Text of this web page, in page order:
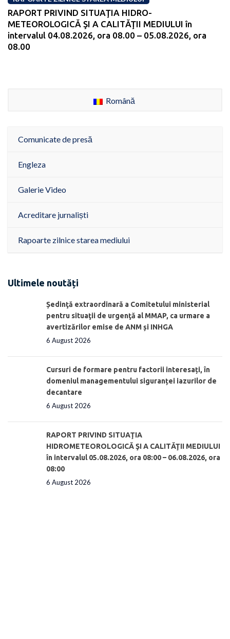
RAPORT PRIVIND SITUAŢIA HIDRO-
METEOROLOGICĂ ŞI A CALITĂŢII MEDIULUI în
intervalul 04.08.2026, ora 08.00 – 05.08.2026, ora
08.00
Română
Comunicate de presă
Engleza
Galerie Video
Acreditare jurnaliști
Rapoarte zilnice starea mediului
Ultimele noutăți
Ședinţă extraordinară a Comitetului ministerial
pentru situaţii de urgenţă al MMAP, ca urmare a
avertizărilor emise de ANM și INHGA
6 August 2026
Cursuri de formare pentru factorii interesați, în
domeniul managementului siguranței iazurilor de
decantare
6 August 2026
RAPORT PRIVIND SITUAŢIA
HIDROMETEOROLOGICĂ ŞI A CALITĂŢII MEDIULUI
în intervalul 05.08.2026, ora 08:00 – 06.08.2026, ora
08:00
6 August 2026